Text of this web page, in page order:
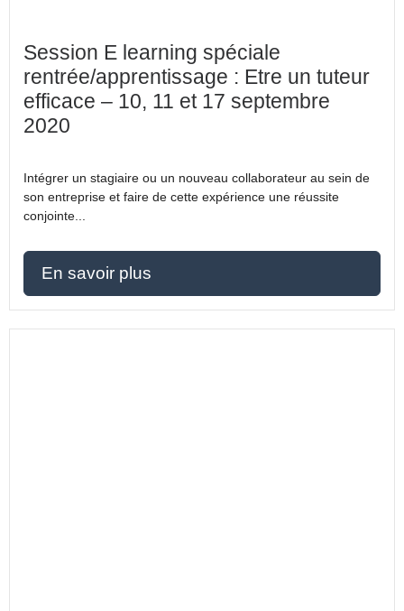
Session E learning spéciale
rentrée/apprentissage : Etre un tuteur
efficace – 10, 11 et 17 septembre
2020
Intégrer un stagiaire ou un nouveau collaborateur au sein de
son entreprise et faire de cette expérience une réussite
conjointe...
En savoir plus